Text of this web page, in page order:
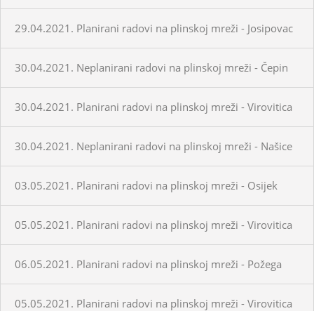
29.04.2021. Planirani radovi na plinskoj mreži - Josipovac
30.04.2021. Neplanirani radovi na plinskoj mreži - Čepin
30.04.2021. Planirani radovi na plinskoj mreži - Virovitica
30.04.2021. Neplanirani radovi na plinskoj mreži - Našice
03.05.2021. Planirani radovi na plinskoj mreži - Osijek
05.05.2021. Planirani radovi na plinskoj mreži - Virovitica
06.05.2021. Planirani radovi na plinskoj mreži - Požega
05.05.2021. Planirani radovi na plinskoj mreži - Virovitica